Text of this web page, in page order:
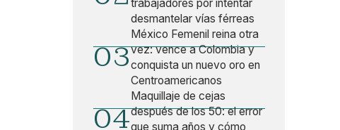
trabajadores por intentar
desmantelar vías férreas
03
México Femenil reina otra
vez: vence a Colombia y
conquista un nuevo oro en
Centroamericanos
04
Maquillaje de cejas
después de los 50: el error
que suma años y cómo